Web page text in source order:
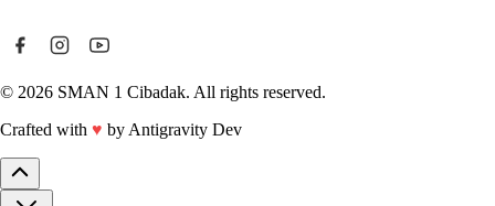
© 2026 SMAN 1 Cibadak. All rights reserved.
Crafted with ♥ by Antigravity Dev